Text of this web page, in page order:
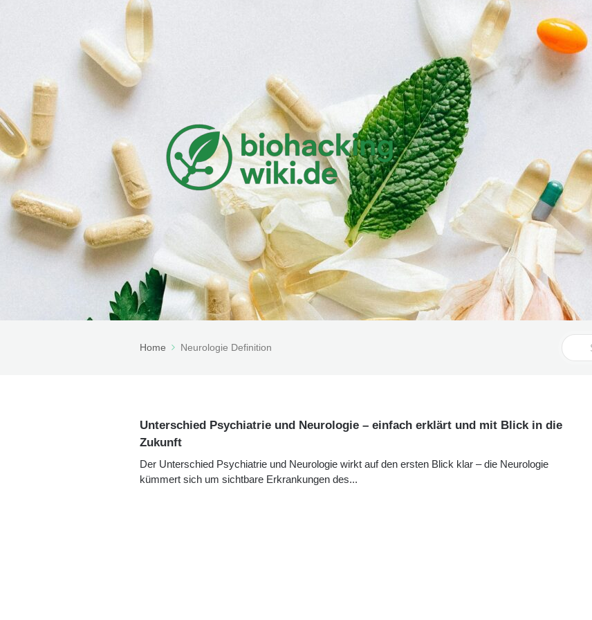
Home Neurologie Definition
Search
For
Unterschied Psychiatrie und Neurologie – einfach erklärt und mit Blick in die
Zukunft
Der Unterschied Psychiatrie und Neurologie wirkt auf den ersten Blick klar – die Neurologie
kümmert sich um sichtbare Erkrankungen des...